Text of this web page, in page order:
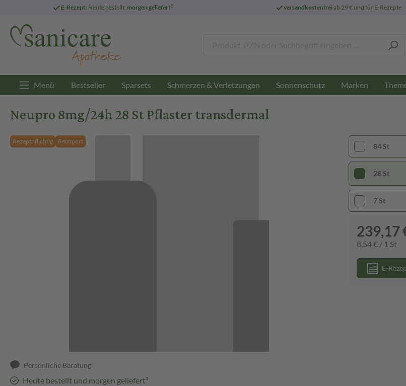
E-Rezept: Heute bestellt, morgen geliefert3 versandkostenfreiab 29 € und für E-Rezepte
Menü Bestseller Sparsets Schmerzen & Verletzungen Sonnenschutz Marken
Neupro 8mg/24h 28 St Pflaster transdermal
Rezeptpflichtig Reimport
Persönliche Beratung
Heute bestellt und morgen geliefert³
84 St
28 St
7 St
239,17
8,54 € / 1 St
E-